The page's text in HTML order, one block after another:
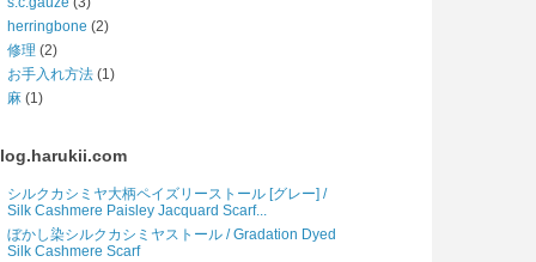
herringbone (2)
修理 (2)
お手入れ方法 (1)
麻 (1)
シルクカシミヤ大柄ペイズリーストール [グレー] /
Silk Cashmere Paisley Jacquard Scarf...
ぼかし染シルクカシミヤストール / Gradation Dyed
Silk Cashmere Scarf